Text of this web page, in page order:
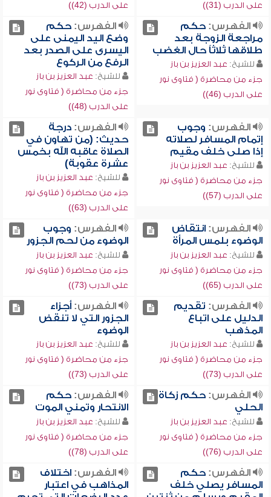
على الدرب (31))
على الدرب (42))
الفهرس:حكم
مراجعة الزوجة بعد
طلاقها ثلاثاً حال الغضب
للشيخ: عبد العزيز بن باز
جزء من محاضرة ( فتاوى نور
على الدرب (46))
الفهرس:حكم
وضع اليد اليمنى على
اليسرى على الصدر بعد
الرفع من الركوع
للشيخ: عبد العزيز بن باز
جزء من محاضرة ( فتاوى نور
على الدرب (48))
الفهرس: وجوب
إتمام المسافر لصلاته
إذا صلى خلف مقيم
للشيخ: عبد العزيز بن باز
جزء من محاضرة ( فتاوى نور
على الدرب (57))
الفهرس:درجة
حديث: (من تهاون في
الصلاة عاقبه الله بخمس
عشرة عقوبة)
للشيخ: عبد العزيز بن باز
جزء من محاضرة ( فتاوى نور
على الدرب (63))
الفهرس:انتقاض
الوضوء بلمس المرأة
للشيخ: عبد العزيز بن باز
جزء من محاضرة ( فتاوى نور
على الدرب (65))
الفهرس: وجوب
الوضوء من لحم الجزور
للشيخ: عبد العزيز بن باز
جزء من محاضرة ( فتاوى نور
على الدرب (73))
الفهرس: تقديم
الدليل على اتباع
المذهب
للشيخ: عبد العزيز بن باز
جزء من محاضرة ( فتاوى نور
على الدرب (73))
الفهرس:أجزاء
الجزور التي لا تنقض
الوضوء
للشيخ: عبد العزيز بن باز
جزء من محاضرة ( فتاوى نور
على الدرب (73))
الفهرس:حكم زكاة
الحلي
للشيخ: عبد العزيز بن باز
جزء من محاضرة ( فتاوى نور
على الدرب (76))
الفهرس:حكم
الانتحار وتمني الموت
للشيخ: عبد العزيز بن باز
جزء من محاضرة ( فتاوى نور
على الدرب (78))
الفهرس:حكم
المسافر يصلي خلف
الفهرس:اختلاف
المذاهب في اعتبار